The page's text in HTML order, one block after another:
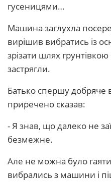
гусеницями…
Машина заглухла
вирішив вибратись із
зрізати шлях
застрягли.
Батько спершу добряче
приречено сказав:
- Я знав, що далеко не
безмежне.
Але не можна було
вибрались з машини і